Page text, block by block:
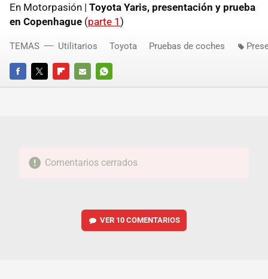
En Motorpasión | Toyota Yaris, presentación y prueba
en Copenhague (parte 1 )
FACEBOOKTWITTERFLIPBOARD
E-
WHATSAPP
TEMAS Utilitarios Toyota Pruebas de coches
Comentarios cerrados
VER 10 COMENTARIOS